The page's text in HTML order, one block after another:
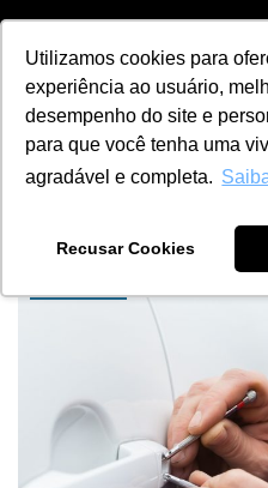
Utilizamos cookies para
experiência ao usuário,
desempenho do site e
para que você tenha uma
agradável e completa.
Recusar Cookies
Home Tag atualização
Tag:atualização
ANA JULIA ALVES 6 DE NOVEMBRO